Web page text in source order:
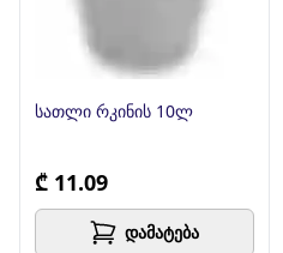
სათლი რკინის 10ლ
₾ 11.09
დამატება